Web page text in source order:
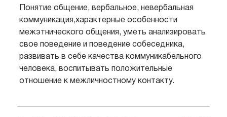
Понятие общение, вербальное, невербальная
коммуникация,характерные особенности
межэтнического общения, уметь анализировать
свое поведение и поведение собеседника,
развивать в себе качества коммуникабельного
человека, воспитывать положительные
отношение к межличностному контакту.